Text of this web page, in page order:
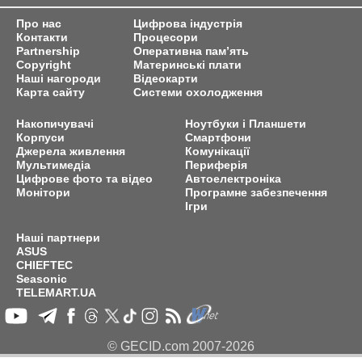
Про нас
Контакти
Partnership
Copyright
Наші нагороди
Карта сайту
Цифрова індустрія
Процесори
Оперативна пам’ять
Материнські плати
Відеокарти
Системи охолодження
Накопичувачі
Корпуси
Джерела живлення
Мультимедіа
Цифрове фото та відео
Монітори
Ноутбуки і Планшети
Смартфони
Комунікації
Периферія
Автоелектроніка
Програмне забезпечення
Ігри
Наші партнери
ASUS
CHIEFTEC
Seasonic
TELEMART.UA
© GECID.com 2007-2026